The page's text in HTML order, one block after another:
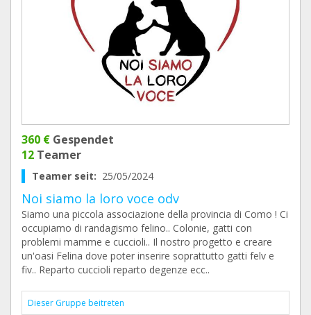
360 € Gespendet
12 Teamer
Teamer seit: 25/05/2024
Noi siamo la loro voce odv
Siamo una piccola associazione della provincia di Como ! Ci
occupiamo di randagismo felino.. Colonie, gatti con
problemi mamme e cuccioli.. Il nostro progetto e creare
un'oasi Felina dove poter inserire soprattutto gatti felv e
fiv.. Reparto cuccioli reparto degenze ecc..
Dieser Gruppe beitreten